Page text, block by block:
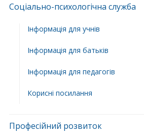
Соціально-психологічна служба
Інформація для учнів
Інформація для батьків
Інформація для педагогів
Корисні посилання
Професійний розвиток